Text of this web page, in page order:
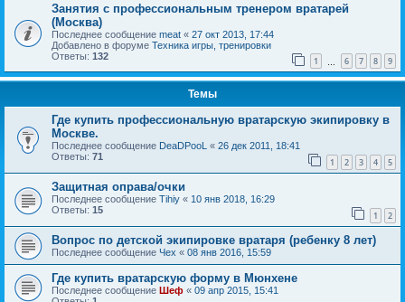
Занятия с профессиональным тренером вратарей
(Москва)
Последнее сообщение meat « 27 окт 2013, 17:44
Добавлено в форуме Техника игры, тренировки
Ответы: 132 1 6 7 8 9
Темы
Где купить профессиональную вратарскую экипировку в
Москве.
Последнее сообщение DeaDPooL « 26 дек 2011, 18:41
Ответы: 71 1 2 3 4 5
Защитная оправа/очки
Последнее сообщение Tihiy « 10 янв 2018, 16:29
Ответы: 15 1 2
Вопрос по детской экипировке вратаря (ребенку 8 лет)
Последнее сообщение Чех « 08 янв 2016, 15:59
Где купить вратарскую форму в Мюнхене
Последнее сообщение Шеф « 09 апр 2015, 15:41